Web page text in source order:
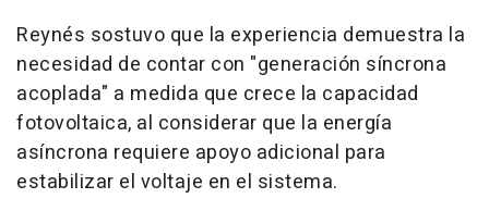
Reynés sostuvo que la experiencia demuestra la
necesidad de contar con "generación síncrona
acoplada" a medida que crece la capacidad
fotovoltaica, al considerar que la energía
asíncrona requiere apoyo adicional para
estabilizar el voltaje en el sistema.